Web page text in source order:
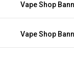
Vape Shop Bann
Vape Shop